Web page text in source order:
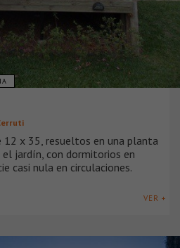
12 x 35, resueltos en una planta
el jardín, con dormitorios en
casi nula en circulaciones.
VER +